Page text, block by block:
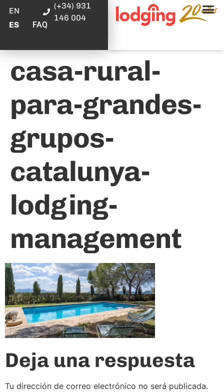
EN
ES
FAQ
(+34) 931
146 004
casa-rural-
para-grandes-
grupos-
catalunya-
lodging-
management
Deja una respuesta
Tu dirección de correo electrónico no será publicada.